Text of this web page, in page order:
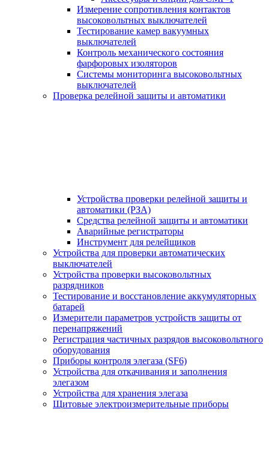
Измерение сопротивления контактов
высоковольтных выключателей
Тестирование камер вакуумных
выключателей
Контроль механического состояния
фарфоровых изоляторов
Системы мониторинга высоковольтных
выключателей
Проверка релейной защиты и автоматики
Устройства проверки релейной защиты и
автоматики (РЗА)
Средства релейной защиты и автоматики
Аварийные регистраторы
Инструмент для релейщиков
Устройства для проверки автоматических
выключателей
Устройства проверки высоковольтных
разрядников
Тестирование и восстановление аккумуляторных
батарей
Измерители параметров устройств защиты от
перенапряжений
Регистрация частичных разрядов высоковольтного
оборудования
Приборы контроля элегаза (SF6)
Устройства для откачивания и заполнения
элегазом
Устройства для хранения элегаза
Щитовые электроизмерительные приборы